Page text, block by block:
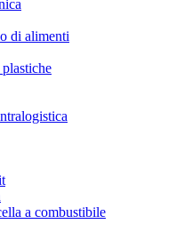
di alimenti
a combustibile